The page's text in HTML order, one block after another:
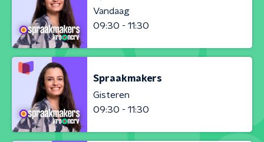
Vandaag
09:30 - 11:30
Spraakmakers
Gisteren
09:30 - 11:30